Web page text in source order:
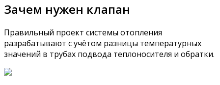
Зачем нужен клапан
Правильный проект системы отопления
разрабатывают с учётом разницы температурных
значений в трубах подвода теплоносителя и обратки.